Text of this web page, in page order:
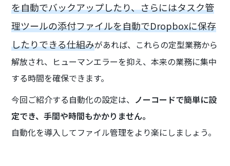
を自動でバックアップしたり、さらにはタスク管
理ツールの添付ファイルを自動でDropboxに保存
したりできる仕組みがあれば、これらの定型業務から
解放され、ヒューマンエラーを抑え、本来の業務に集中
する時間を確保できます。
今回ご紹介する自動化の設定は、 ノーコードで簡単に設
定でき、手間や時間もかかりません。
自動化を導入してファイル管理をより楽にしましょう。